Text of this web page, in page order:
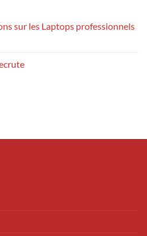
sur les Laptops professionnels